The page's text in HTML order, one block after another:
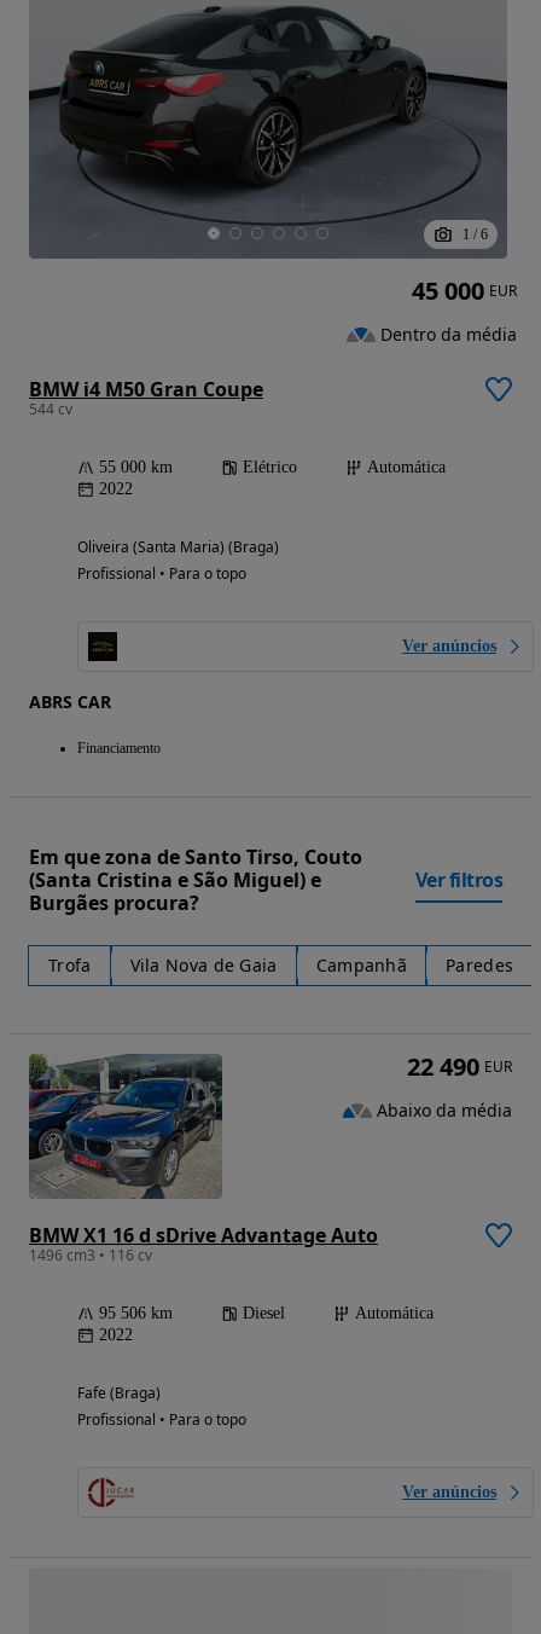
1 / 6
BMW i4 M50 Gran Coupe
544 cv
55 000 km Elétrico
Automática
2022
Oliveira (Santa Maria) (Braga)
Profissional • Para o topo
Ver anúncios
ABRS CAR
Financiamento
45 000 EUR
Dentro da média
Em que zona de Santo Tirso, Couto
(Santa Cristina e São Miguel) e
Burgães procura?
Ver filtros
Trofa Vila Nova de Gaia Campanhã Paredes
BMW X1 16 d sDrive Advantage Auto
1496 cm3 • 116 cv
95 506 km Diesel
Automática
2022
Fafe (Braga)
Profissional • Para o topo
Ver anúncios
22 490 EUR
Abaixo da média